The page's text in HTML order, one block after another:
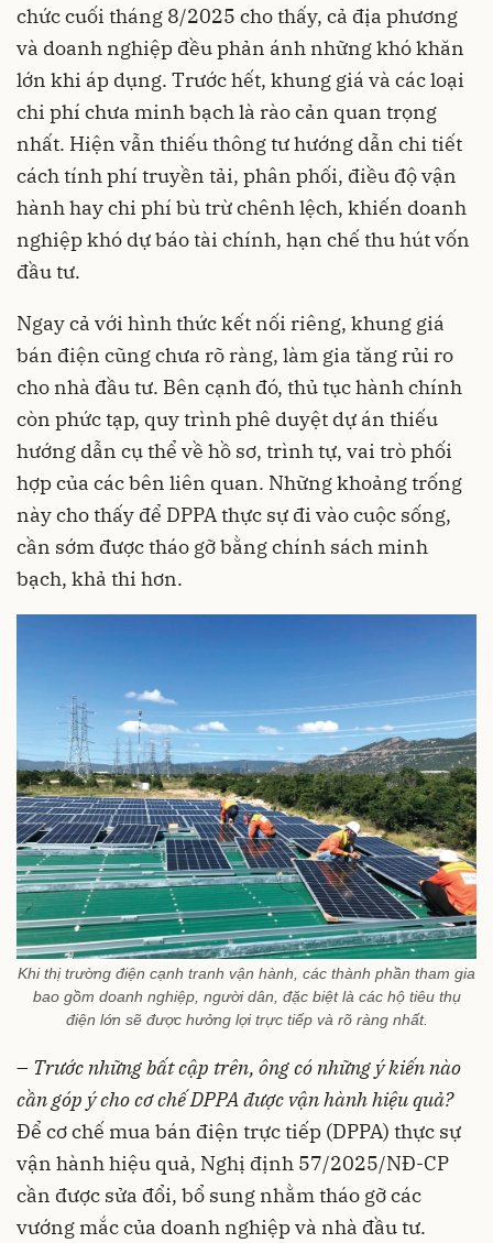
chức cuối tháng 8/2025 cho thấy, cả địa phương
và doanh nghiệp đều phản ánh những khó khăn
lớn khi áp dụng. Trước hết, khung giá và các loại
chi phí chưa minh bạch là rào cản quan trọng
nhất. Hiện vẫn thiếu thông tư hướng dẫn chi tiết
cách tính phí truyền tải, phân phối, điều độ vận
hành hay chi phí bù trừ chênh lệch, khiến doanh
nghiệp khó dự báo tài chính, hạn chế thu hút vốn
đầu tư.
Ngay cả với hình thức kết nối riêng, khung giá
bán điện cũng chưa rõ ràng, làm gia tăng rủi ro
cho nhà đầu tư. Bên cạnh đó, thủ tục hành chính
còn phức tạp, quy trình phê duyệt dự án thiếu
hướng dẫn cụ thể về hồ sơ, trình tự, vai trò phối
hợp của các bên liên quan. Những khoảng trống
này cho thấy để DPPA thực sự đi vào cuộc sống,
cần sớm được tháo gỡ bằng chính sách minh
bạch, khả thi hơn.
Khi thị trường điện cạnh tranh vận hành, các thành phần tham gia
bao gồm doanh nghiệp, người dân, đặc biệt là các hộ tiêu thụ
điện lớn sẽ được hưởng lợi trực tiếp và rõ ràng nhất.
– Trước những bất cập trên, ông có những ý kiến nào
cần góp ý cho cơ chế DPPA được vận hành hiệu quả?
Để cơ chế mua bán điện trực tiếp (DPPA) thực sự
vận hành hiệu quả, Nghị định 57/2025/NĐ-CP
cần được sửa đổi, bổ sung nhằm tháo gỡ các
vướng mắc của doanh nghiệp và nhà đầu tư.